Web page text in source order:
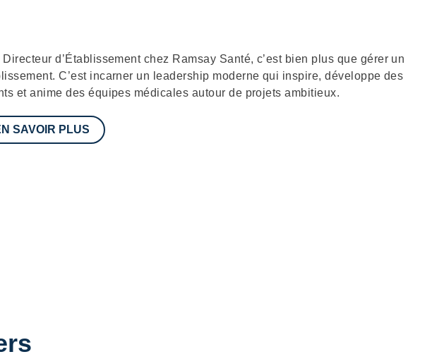
Directeur d’Établissement chez Ramsay Santé, c’est bien plus que gérer un
C’est incarner un leadership moderne qui inspire, développe des
et anime des équipes médicales autour de projets ambitieux.
SAVOIR PLUS